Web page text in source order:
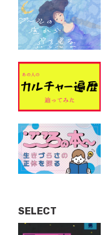
SELECT